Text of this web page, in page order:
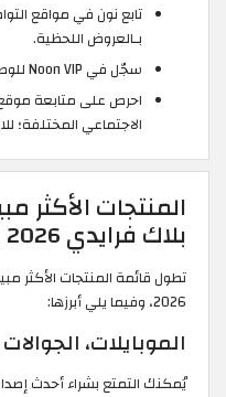
نون في مواقع التواصل
اللحظية.
على متابعة موقع الكوبون عبر
المختلفة؛ للاطلاع على كل
الأكثر مبيعًا
الإمارات العربية
المنتجات الأكثر مبيعًا خلال عروض
الجوالات وملحقاتها
بشراء أحدث إصدارات الهواتف